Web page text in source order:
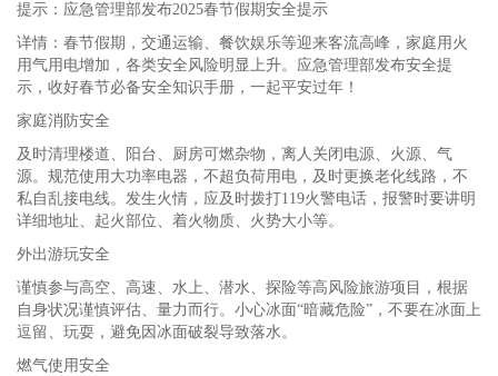
提示：应急管理部发布2025春节假期安全提示
详情：春节假期，交通运输、餐饮娱乐等迎来客流高峰，家庭用火
用气用电增加，各类安全风险明显上升。应急管理部发布安全提
示，收好春节必备安全知识手册，一起平安过年！
家庭消防安全
及时清理楼道、阳台、厨房可燃杂物，离人关闭电源、火源、气
源。规范使用大功率电器，不超负荷用电，及时更换老化线路，不
私自乱接电线。发生火情，应及时拨打119火警电话，报警时要讲明
详细地址、起火部位、着火物质、火势大小等。
外出游玩安全
谨慎参与高空、高速、水上、潜水、探险等高风险旅游项目，根据
自身状况谨慎评估、量力而行。小心冰面“暗藏危险”，不要在冰面上
逗留、玩耍，避免因冰面破裂导致落水。
燃气使用安全